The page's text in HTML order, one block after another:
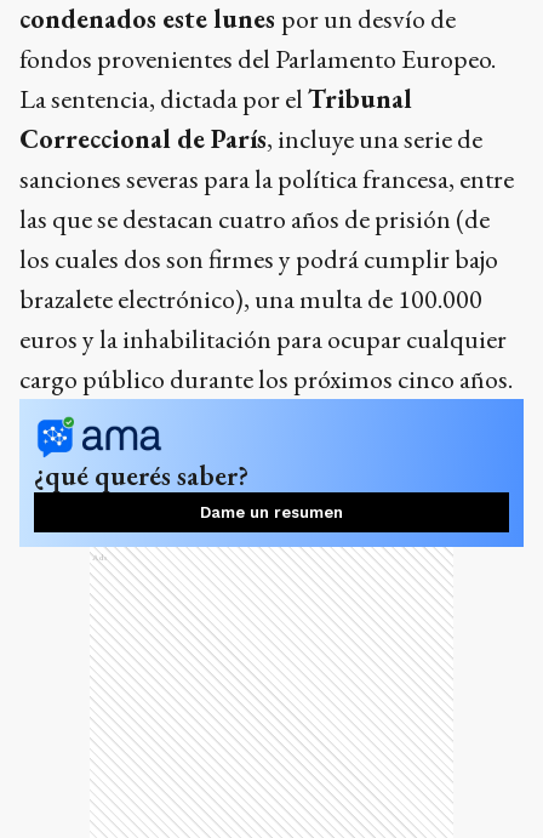
condenados este lunes por un desvío de
fondos provenientes del Parlamento Europeo.
La sentencia, dictada por elTribunal
Correccional de París, incluye una serie de
sanciones severas para la política francesa, entre
las que se destacan cuatro años de prisión (de
los cuales dos son firmes y podrá cumplir bajo
brazalete electrónico), una multa de 100.000
euros y la inhabilitación para ocupar cualquier
cargo público durante los próximos cinco años.
¿qué querés saber?
Dame un resumen
Ads